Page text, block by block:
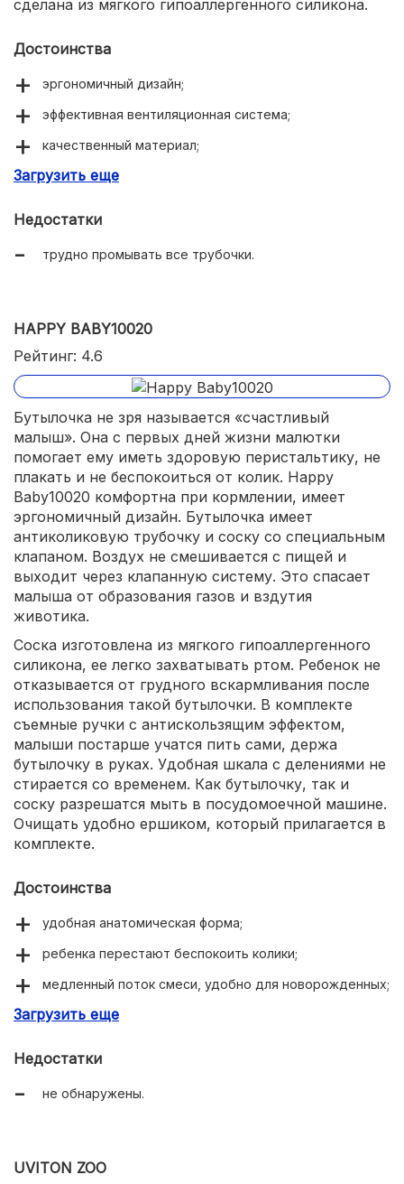
сделана из мягкого гипоаллергенного силикона.
Достоинства
эргономичный дизайн;
эффективная вентиляционная система;
качественный материал;
долговечность.
Загрузить еще
Недостатки
трудно промывать все трубочки.
HAPPY BABY10020
Рейтинг: 4.6
Бутылочка не зря называется «счастливый
малыш». Она с первых дней жизни малютки
помогает ему иметь здоровую перистальтику, не
плакать и не беспокоиться от колик. Happy
Baby10020 комфортна при кормлении, имеет
эргономичный дизайн. Бутылочка имеет
антиколиковую трубочку и соску со специальным
клапаном. Воздух не смешивается с пищей и
выходит через клапанную систему. Это спасает
малыша от образования газов и вздутия
животика.
Соска изготовлена из мягкого гипоаллергенного
силикона, ее легко захватывать ртом. Ребенок не
отказывается от грудного вскармливания после
использования такой бутылочки. В комплекте
съемные ручки с антискользящим эффектом,
малыши постарше учатся пить сами, держа
бутылочку в руках. Удобная шкала с делениями не
стирается со временем. Как бутылочку, так и
соску разрешатся мыть в посудомоечной машине.
Очищать удобно ершиком, который прилагается в
комплекте.
Достоинства
удобная анатомическая форма;
ребенка перестают беспокоить колики;
медленный поток смеси, удобно для новорожденных;
экологически чистые материалы.
Загрузить еще
Недостатки
не обнаружены.
UVITON ZOO